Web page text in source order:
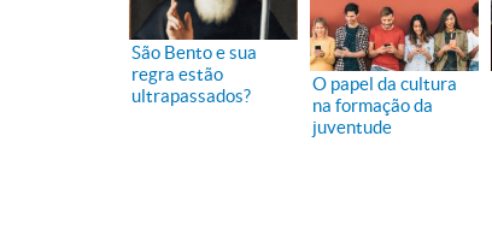
São Bento e sua
regra estão
ultrapassados?
O papel da cultura
na formação da
juventude